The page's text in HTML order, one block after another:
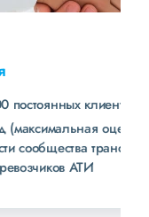
рейтинге
компаний